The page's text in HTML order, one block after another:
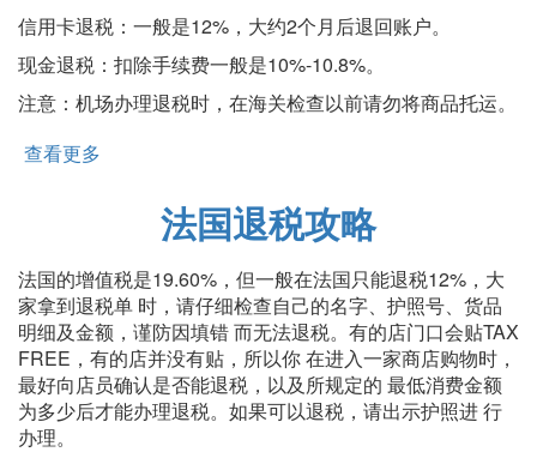
信用卡退税：一般是12%，大约2个月后退回账户。
现金退税：扣除手续费一般是10%-10.8%。
注意：机场办理退税时，在海关检查以前请勿将商品托运。
查看更多
法国退税攻略
法国的增值税是19.60%，但一般在法国只能退税12%，大
家拿到退税单 时，请仔细检查自己的名字、护照号、货品
明细及金额，谨防因填错 而无法退税。有的店门口会贴TAX
FREE，有的店并没有贴，所以你 在进入一家商店购物时，
最好向店员确认是否能退税，以及所规定的 最低消费金额
为多少后才能办理退税。如果可以退税，请出示护照进 行
办理。